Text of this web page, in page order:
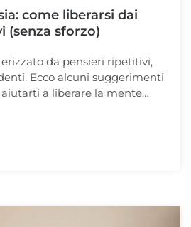
come liberarsi dai
(senza sforzo)
da pensieri ripetitivi,
Ecco alcuni suggerimenti
a liberare la mente…